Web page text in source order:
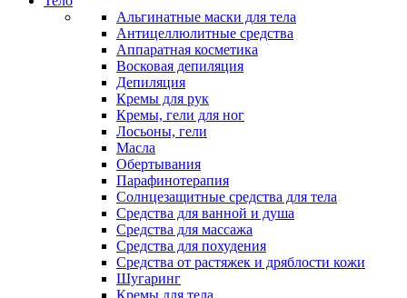
Альгинатные маски для тела
Антицеллюлитные средства
Аппаратная косметика
Восковая депиляция
Депиляция
Кремы для рук
Кремы, гели для ног
Лосьоны, гели
Масла
Обертывания
Парафинотерапия
Солнцезащитные средства для тела
Средства для ванной и душа
Средства для массажа
Средства для похудения
Средства от растяжек и дряблости кожи
Шугаринг